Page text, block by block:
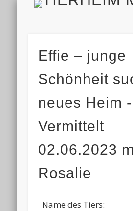
HOME
AKTUELL
ALLE TIERE
HELFEN
TIERHEIM &
VIELEN DANK!
IMPRESSUM &FINDEFIX
Effie – junge
Schönheit
neues Heim -
Vermittelt
02.06.2023
Rosalie
Name des Tiers: